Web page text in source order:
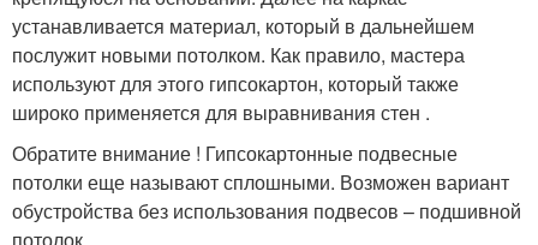
устанавливается материал, который в дальнейшем
послужит новыми потолком. Как правило, мастера
используют для этого гипсокартон, который также
широко применяется для выравнивания стен .
Обратите внимание ! Гипсокартонные подвесные
потолки еще называют сплошными. Возможен вариант
обустройства без использования подвесов – подшивной